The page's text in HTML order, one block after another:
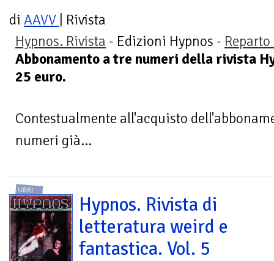
di AAVV
| Rivista
Hypnos. Rivista - Edizioni Hypnos -
Abbonamento a tre numeri della rivista
25 euro.
Contestualmente all'acquisto
numeri già...
LIBRI
Hypnos. Rivista di
letteratura weird e
fantastica. Vol. 5